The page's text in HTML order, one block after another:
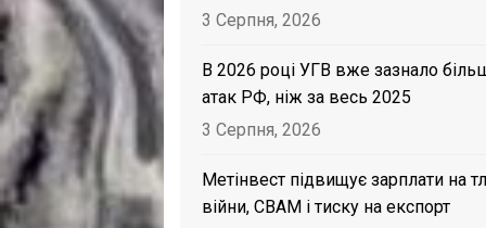
3 Серпня, 2026
В 2026 році УГВ вже зазнало
атак РФ, ніж за весь 2025
3 Серпня, 2026
Метінвест підвищує зарплати на
війни, CBAM і тиску на експорт